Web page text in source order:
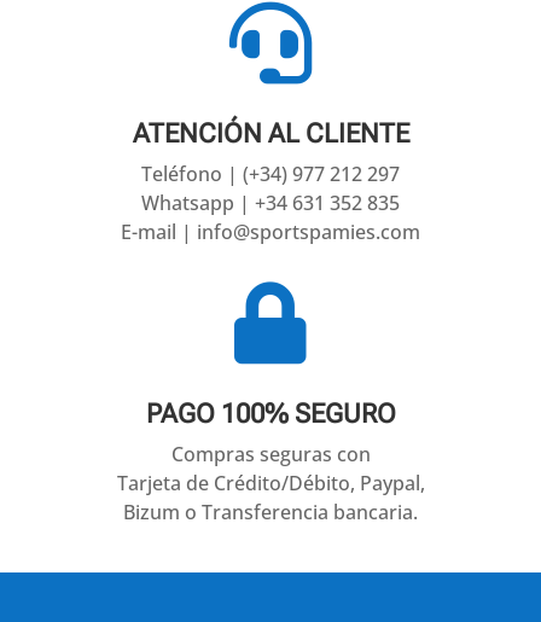

ATENCIÓN AL CLIENTE
Teléfono | (+34) 977 212 297
Whatsapp | +34 631 352 835
E-mail | info@sportspamies.com

PAGO 100% SEGURO
Compras seguras con
Tarjeta de Crédito/Débito, Paypal,
Bizum o Transferencia bancaria.